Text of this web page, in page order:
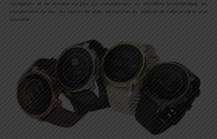
navigation et de lumière du jour qui comprennent un altimètre barométrique, les
coordonnées du lieu, les heures de lever, de coucher du soleil et de crépuscule et une
boussole.